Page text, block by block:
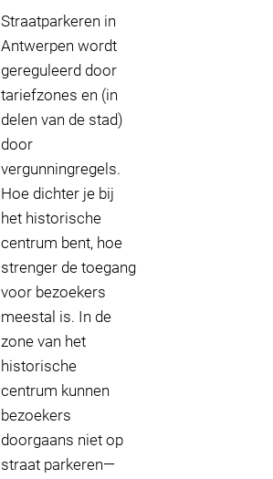
Straatparkeren in
Antwerpen wordt
gereguleerd door
tariefzones en (in
delen van de stad)
door
vergunningregels.
Hoe dichter je bij
het historische
centrum bent, hoe
strenger de toegang
voor bezoekers
meestal is. In de
zone van het
historische
centrum kunnen
bezoekers
doorgaans niet op
straat parkeren—